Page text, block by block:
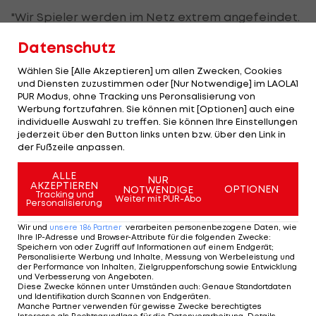
"Wir Spieler werden im Netz extrem angefeindet.
könnte man zwei Tage lang nicht mehr schlafen.
Es ist Wahnsinn, was sich Leute unter dem
Deckmantel der Anonymität herausnehmen,
andere aufs Übelste zu beleidigen, zu
diskriminieren und dann noch rassistisch zu
werden."
Als Profi müsse man es aushalten, wenn man von
Fans im Stadion von zahlenden Fans ausgepfiffen
werde. Aber: "Wenn es persönliche Beleidigungen
oder Morddrohungen gibt, ist die Grenze weit
überschritten."
Morddrohungen habe es zum Teil gegeben: "Aber
das kann ich nicht ernst nehmen. Das sind Leute,
Datenschutz
Wählen Sie [Alle Akzeptieren] um allen Zwecken, Cookies
und Diensten zuzustimmen oder [Nur Notwendige] im LAOLA1
PUR Modus, ohne Tracking uns Peronsalisierung von
Werbung fortzufahren. Sie können mit [Optionen] auch eine
individuelle Auswahl zu treffen. Sie können Ihre Einstellungen
jederzeit über den Button links unten bzw. über den Link in
der Fußzeile anpassen.
ALLE
AKZEPTIEREN
Tracking und
Personalisierung
NUR
NOTWENDIGE
Weiter mit PUR-Abo
OPTIONEN
Wir und unsere 186 Partner verarbeiten personenbezogene Daten, wie
Ihre IP-Adresse und Browser-Attribute für die folgenden Zwecke:
Speichern von oder Zugriff auf Informationen auf einem Endgerät;
Personalisierte Werbung und Inhalte, Messung von Werbeleistung und
der Performance von Inhalten, Zielgruppenforschung sowie Entwicklung
und Verbesserung von Angeboten.
Diese Zwecke können unter Umständen auch: Genaue Standortdaten
und Identifikation durch Scannen von Endgeräten.
Manche Partner verwenden für gewisse Zwecke berechtigtes